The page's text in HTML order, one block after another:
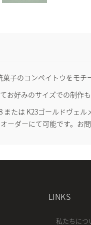
子のコンペイトウをモ
好みのサイズでの制作も
または K23ゴールドヴェル
ーダーにて可能です。お
LINKS
私たちにつ